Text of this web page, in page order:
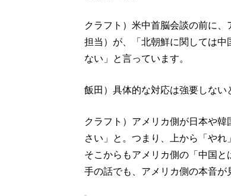
クラフト）米中首脳会談の前に
担当）が、「北朝鮮に関しては
ない」と言っています。
飯田）具体的な対応は強要しない
クラフト）アメリカ側が日本や
さい」と。つまり、上から「やれ
そこからもアメリカ側の「中国
手の話でも、アメリカ側の本音が